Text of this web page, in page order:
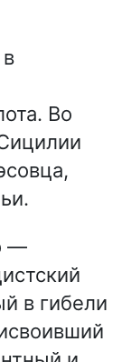
Во
—
в гибели